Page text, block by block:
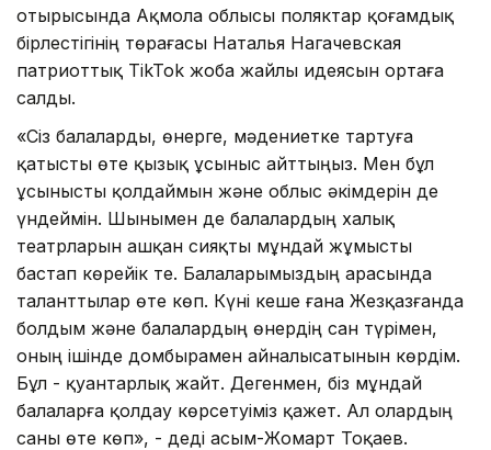
отырысында Ақмола облысы поляктар қоғамдық
бірлестігінің төрағасы Наталья Нагачевская
патриоттық TikTok жоба жайлы идеясын ортаға
салды.
«Сіз балаларды, өнерге, мәдениетке тартуға
қатысты өте қызық ұсыныс айттыңыз. Мен бұл
ұсынысты қолдаймын және облыс әкімдерін де
үндеймін. Шынымен де балалардың халық
театрларын ашқан сияқты мұндай жұмысты
бастап көрейік те. Балаларымыздың арасында
таланттылар өте көп. Күні кеше ғана Жезқазғанда
болдым және балалардың өнердің сан түрімен,
оның ішінде домбырамен айналысатынын көрдім.
Бұл - қуантарлық жайт. Дегенмен, біз мұндай
балаларға қолдау көрсетуіміз қажет. Ал олардың
саны өте көп», - деді Қасым-Жомарт Тоқаев.